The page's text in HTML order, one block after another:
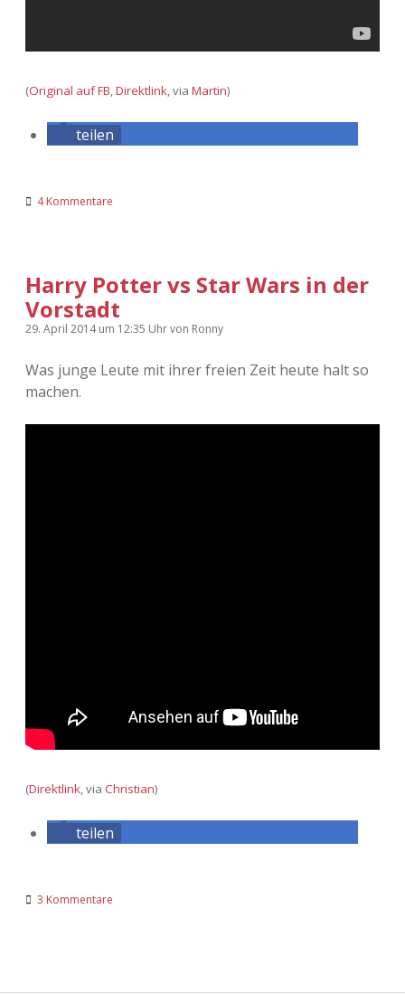
(Original auf FB,Direktlink, via Martin)
teilen
4 Kommentare
Harry Potter vs Star Wars in der
Vorstadt
29. April 2014um 12:35 Uhrvon Ronny
Was junge Leute mit ihrer freien Zeit heute halt so
machen.
(Direktlink, via Christian)
teilen
3 Kommentare